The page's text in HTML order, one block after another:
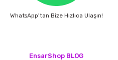
WhatsApp'tan Bize Hızlıca Ulaşın!
EnsarShop BLOG